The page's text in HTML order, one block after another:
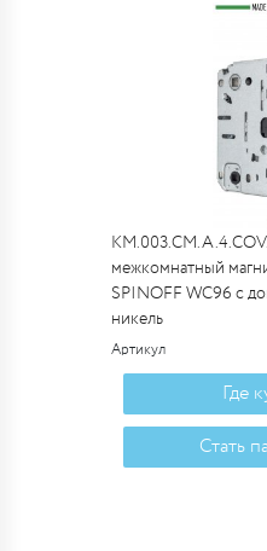
межкомнатный
SPINOFF WC96 с
никель
Артикул
Где
Стать